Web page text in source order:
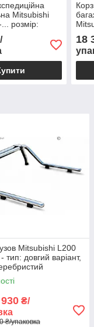
Mitsubishi
розмір:
18
Mitsubishi L200
тип: довгий варіант,
₴/
₴/упаковка